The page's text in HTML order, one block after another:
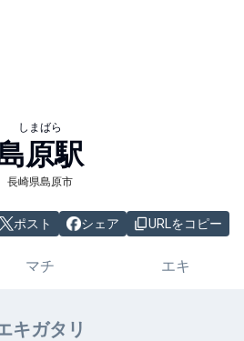
しまばら
原駅
長崎県島原市
ポスト シェア URLをコピー
マチ エキ
キガタリ